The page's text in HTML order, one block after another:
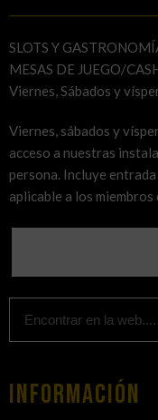
SLOTS Y
MESAS DE JUEGO/
Viernes, Sábados y
Viernes, sábados y
acceso a nuestras
persona. Incluye
aplicable a los miembros
Información